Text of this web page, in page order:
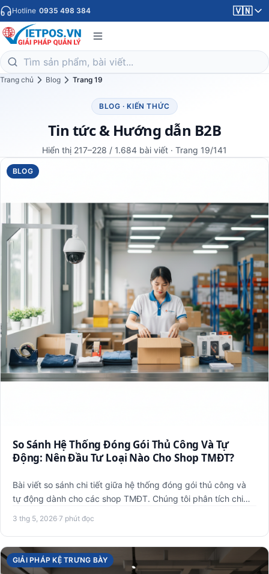
Hotline 0935 498 384 🇻🇳
Trang chủ Blog Trang 19
BLOG · KIẾN THỨC
Tin tức & Hướng dẫn B2B
Hiển thị 217–228 / 1.684 bài viết · Trang 19/141
BLOG
So Sánh Hệ Thống Đóng Gói Thủ Công Và Tự
Động: Nên Đầu Tư Loại Nào Cho Shop TMĐT?
Bài viết so sánh chi tiết giữa hệ thống đóng gói thủ công và
tự động dành cho các shop TMĐT. Chúng tôi phân tích chi
3 thg 5, 2026·7 phút đọc
GIẢI PHÁP KỆ TRƯNG BÀY